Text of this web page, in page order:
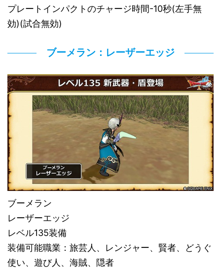
プレートインパクトのチャージ時間-10秒(左手無
効)(試合無効)
ブーメラン：レーザーエッジ
ブーメラン
レーザーエッジ
レベル135装備
装備可能職業：旅芸人、レンジャー、賢者、どうぐ
使い、遊び人、海賊、隠者